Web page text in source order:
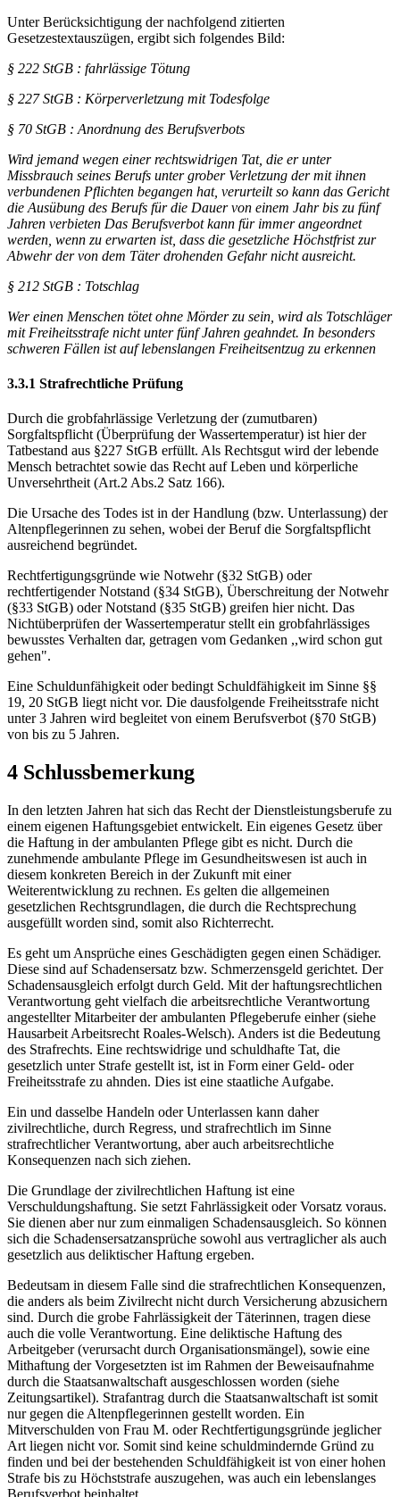
Unter Berücksichtigung der nachfolgend zitierten
Gesetzestextauszügen, ergibt sich folgendes Bild:
§ 222 StGB : fahrlässige Tötung
§ 227 StGB : Körperverletzung mit Todesfolge
§ 70 StGB : Anordnung des Berufsverbots
Wird jemand wegen einer rechtswidrigen Tat, die er unter
Missbrauch seines Berufs unter grober Verletzung der mit ihnen
verbundenen Pflichten begangen hat, verurteilt so kann das Gericht
die Ausübung des Berufs für die Dauer von einem Jahr bis zu fünf
Jahren verbieten Das Berufsverbot kann für immer angeordnet
werden, wenn zu erwarten ist, dass die gesetzliche Höchstfrist zur
Abwehr der von dem Täter drohenden Gefahr nicht ausreicht.
§ 212 StGB : Totschlag
Wer einen Menschen tötet ohne Mörder zu sein, wird als Totschläger
mit Freiheitsstrafe nicht unter fünf Jahren geahndet. In besonders
schweren Fällen ist auf lebenslangen Freiheitsentzug zu erkennen
3.3.1 Strafrechtliche Prüfung
Durch die grobfahrlässige Verletzung der (zumutbaren)
Sorgfaltspflicht (Überprüfung der Wassertemperatur) ist hier der
Tatbestand aus §227 StGB erfüllt. Als Rechtsgut wird der lebende
Mensch betrachtet sowie das Recht auf Leben und körperliche
Unversehrtheit (Art.2 Abs.2 Satz 166).
Die Ursache des Todes ist in der Handlung (bzw. Unterlassung) der
Altenpflegerinnen zu sehen, wobei der Beruf die Sorgfaltspflicht
ausreichend begründet.
Rechtfertigungsgründe wie Notwehr (§32 StGB) oder
rechtfertigender Notstand (§34 StGB), Überschreitung der Notwehr
(§33 StGB) oder Notstand (§35 StGB) greifen hier nicht. Das
Nichtüberprüfen der Wassertemperatur stellt ein grobfahrlässiges
bewusstes Verhalten dar, getragen vom Gedanken ,,wird schon gut
gehen".
Eine Schuldunfähigkeit oder bedingt Schuldfähigkeit im Sinne §§
19, 20 StGB liegt nicht vor. Die dausfolgende Freiheitsstrafe nicht
unter 3 Jahren wird begleitet von einem Berufsverbot (§70 StGB)
von bis zu 5 Jahren.
4 Schlussbemerkung
In den letzten Jahren hat sich das Recht der Dienstleistungsberufe zu
einem eigenen Haftungsgebiet entwickelt. Ein eigenes Gesetz über
die Haftung in der ambulanten Pflege gibt es nicht. Durch die
zunehmende ambulante Pflege im Gesundheitswesen ist auch in
diesem konkreten Bereich in der Zukunft mit einer
Weiterentwicklung zu rechnen. Es gelten die allgemeinen
gesetzlichen Rechtsgrundlagen, die durch die Rechtsprechung
ausgefüllt worden sind, somit also Richterrecht.
Es geht um Ansprüche eines Geschädigten gegen einen Schädiger.
Diese sind auf Schadensersatz bzw. Schmerzensgeld gerichtet. Der
Schadensausgleich erfolgt durch Geld. Mit der haftungsrechtlichen
Verantwortung geht vielfach die arbeitsrechtliche Verantwortung
angestellter Mitarbeiter der ambulanten Pflegeberufe einher (siehe
Hausarbeit Arbeitsrecht Roales-Welsch). Anders ist die Bedeutung
des Strafrechts. Eine rechtswidrige und schuldhafte Tat, die
gesetzlich unter Strafe gestellt ist, ist in Form einer Geld- oder
Freiheitsstrafe zu ahnden. Dies ist eine staatliche Aufgabe.
Ein und dasselbe Handeln oder Unterlassen kann daher
zivilrechtliche, durch Regress, und strafrechtlich im Sinne
strafrechtlicher Verantwortung, aber auch arbeitsrechtliche
Konsequenzen nach sich ziehen.
Die Grundlage der zivilrechtlichen Haftung ist eine
Verschuldungshaftung. Sie setzt Fahrlässigkeit oder Vorsatz voraus.
Sie dienen aber nur zum einmaligen Schadensausgleich. So können
sich die Schadensersatzansprüche sowohl aus vertraglicher als auch
gesetzlich aus deliktischer Haftung ergeben.
Bedeutsam in diesem Falle sind die strafrechtlichen Konsequenzen,
die anders als beim Zivilrecht nicht durch Versicherung abzusichern
sind. Durch die grobe Fahrlässigkeit der Täterinnen, tragen diese
auch die volle Verantwortung. Eine deliktische Haftung des
Arbeitgeber (verursacht durch Organisationsmängel), sowie eine
Mithaftung der Vorgesetzten ist im Rahmen der Beweisaufnahme
durch die Staatsanwaltschaft ausgeschlossen worden (siehe
Zeitungsartikel). Strafantrag durch die Staatsanwaltschaft ist somit
nur gegen die Altenpflegerinnen gestellt worden. Ein
Mitverschulden von Frau M. oder Rechtfertigungsgründe jeglicher
Art liegen nicht vor. Somit sind keine schuldmindernde Gründ zu
finden und bei der bestehenden Schuldfähigkeit ist von einer hohen
Strafe bis zu Höchststrafe auszugehen, was auch ein lebenslanges
Berufsverbot beinhaltet.